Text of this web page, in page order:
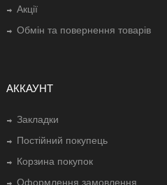
Акції
Обмін та повернення товарів
АККАУНТ
Закладки
Постійний покупець
Корзина покупок
Оформлення замовлення